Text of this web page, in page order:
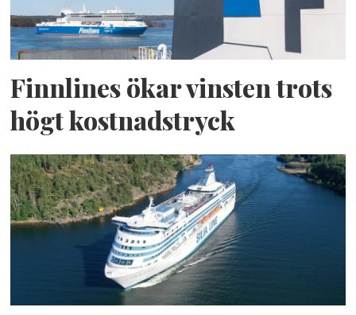
Finnlines ökar vinsten trots
högt kostnadstryck